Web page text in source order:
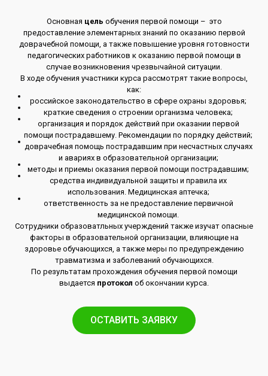
Основная цель обучения первой помощи – это
предоставление элементарных знаний по оказанию первой
доврачебной помощи, а также повышение уровня готовности
педагогических работников к оказанию первой помощи в
случае возникновения чрезвычайной ситуации.
В ходе обучения участники курса рассмотрят такие вопросы,
как:
российское законодательство в сфере охраны здоровья;
краткие сведения о строении организма человека;
организация и порядок действий при оказании первой
помощи пострадавшему. Рекомендации по порядку действий;
доврачебная помощь пострадавшим при несчастных случаях
и авариях в образовательной организации;
методы и приемы оказания первой помощи пострадавшим;
средства индивидуальной защиты и правила их
использования. Медицинская аптечка;
ответственность за не предоставление первичной
медицинской помощи.
Сотрудники образоватльных учерждений также изучат опасные
факторы в образовательной организации, влияющие на
здоровье обучающихся, а также меры по предупреждению
травматизма и заболеваний обучающихся.
По результатам прохождения обучения первой помощи
выдается протокол об окончании курса.
ОСТАВИТЬ ЗАЯВКУ​